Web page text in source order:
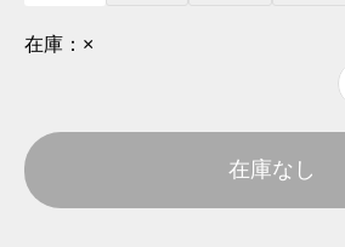
在庫： ×
在庫なし